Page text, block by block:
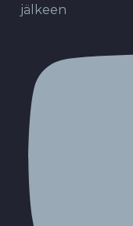
jälkeen